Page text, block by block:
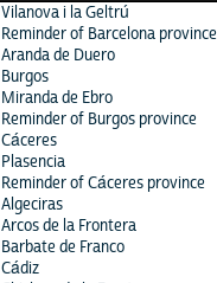
Vilanova i la Geltrú
Reminder of Barcelona province
Aranda de Duero
Burgos
Miranda de Ebro
Reminder of Burgos province
Cáceres
Plasencia
Reminder of Cáceres province
Algeciras
Arcos de la Frontera
Barbate de Franco
Cádiz